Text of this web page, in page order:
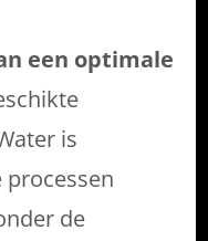
een optimale
is
de